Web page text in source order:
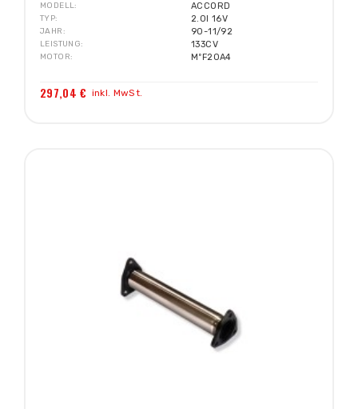
MODELL ACCORD
TYP 2.0I 16V
JAHR 90-11/92
LEISTUNG 133CV
MOTOR MºF20A4
297,04 € inkl. MwSt.